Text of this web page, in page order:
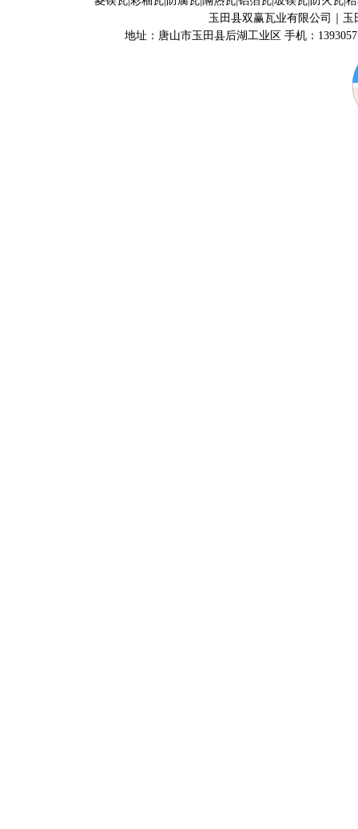
玉田县双赢瓦业有限公司｜
地址：唐山市玉田县后湖工业区 手机：